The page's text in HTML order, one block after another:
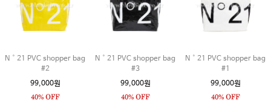
N˚21 PVC shopper bag
#2
99,000원
N˚21 PVC shopper bag
#3
99,000원
N˚21 PVC shopper bag
#1
99,000원